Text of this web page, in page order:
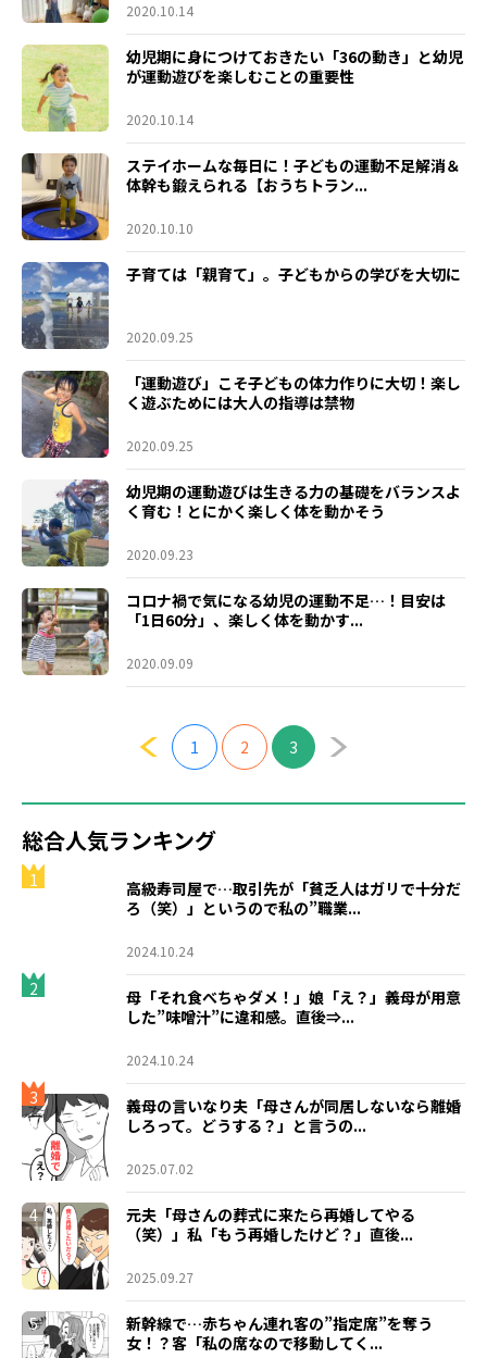
2020.10.14
幼児期に身につけておきたい「36の動き」と幼児
が運動遊びを楽しむことの重要性
2020.10.14
ステイホームな毎日に！子どもの運動不足解消＆
体幹も鍛えられる【おうちトラン...
2020.10.10
子育ては「親育て」。子どもからの学びを大切に
2020.09.25
「運動遊び」こそ子どもの体力作りに大切！楽し
く遊ぶためには大人の指導は禁物
2020.09.25
幼児期の運動遊びは生きる力の基礎をバランスよ
く育む！とにかく楽しく体を動かそう
2020.09.23
コロナ禍で気になる幼児の運動不足…！目安は
「1日60分」、楽しく体を動かす...
2020.09.09
1 2 3
総合人気ランキング
1
高級寿司屋で…取引先が「貧乏人はガリで十分だ
ろ（笑）」というので私の”職業...
2024.10.24
2
母「それ食べちゃダメ！」娘「え？」義母が用意
した”味噌汁”に違和感。直後⇒...
2024.10.24
3
義母の言いなり夫「母さんが同居しないなら離婚
しろって。どうする？」と言うの...
2025.07.02
4
元夫「母さんの葬式に来たら再婚してやる
（笑）」私「もう再婚したけど？」直後...
2025.09.27
5
新幹線で…赤ちゃん連れ客の”指定席”を奪う
女！？客「私の席なので移動してく...